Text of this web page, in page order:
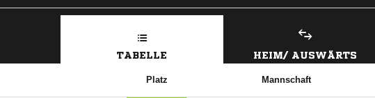
TABELLE HEIM/ AUSWÄRTS
Platz Mannschaft